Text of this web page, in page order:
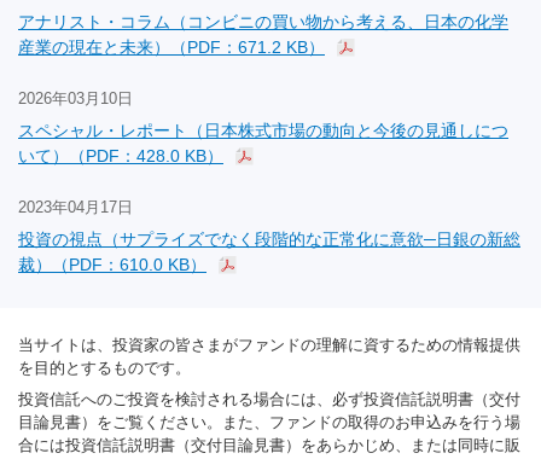
アナリスト・コラム（コンビニの買い物から考える、日本の化学
産業の現在と未来）（PDF：671.2 KB）
2026年03月10日
スペシャル・レポート（日本株式市場の動向と今後の見通しにつ
いて）（PDF：428.0 KB）
2023年04月17日
投資の視点（サプライズでなく段階的な正常化に意欲─日銀の新総
裁）（PDF：610.0 KB）
当サイトは、投資家の皆さまがファンドの理解に資するための情報提供
を目的とするものです。
投資信託へのご投資を検討される場合には、必ず投資信託説明書（交付
目論見書）をご覧ください。また、ファンドの取得のお申込みを行う場
合には投資信託説明書（交付目論見書）をあらかじめ、または同時に販